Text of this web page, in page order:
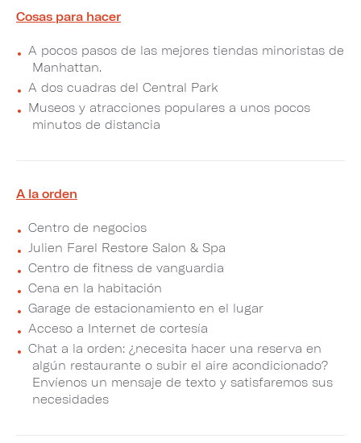
Cosas para hacer
A pocos pasos de las mejores tiendas minoristas de
Manhattan.
A dos cuadras del Central Park
Museos y atracciones populares a unos pocos
minutos de distancia
A la orden
Centro de negocios
Julien Farel Restore Salon & Spa
Centro de fitness de vanguardia
Cena en la habitación
Garage de estacionamiento en el lugar
Acceso a Internet de cortesía
Chat a la orden: ¿necesita hacer una reserva en
algún restaurante o subir el aire acondicionado?
Envíenos un mensaje de texto y satisfaremos sus
necesidades